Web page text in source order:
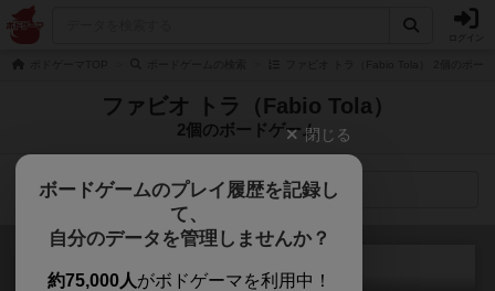
ファビオ トラ（Fabio Tola）
2個のボードゲーム
検索メニュー
閉じる
ボードゲームのプレイ履歴を記録し
て、
自分のデータを管理しませんか？
約75,000人がボドゲーマを利用中！